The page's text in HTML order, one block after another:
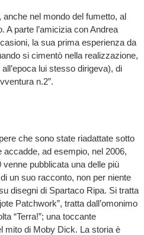
nel mondo del fumetto, al
A parte l’amicizia con Andrea
la sua prima esperienza da
si cimentò nella realizzazione,
lui stesso dirigeva), di
n.2”.
che sono state riadattate sotto
ad esempio, nel 2006,
pubblicata una delle più
un suo racconto, non per niente
disegni di Spartaco Ripa. Si tratta
Patchwork”, tratta dall’omonimo
“Terra!”; una toccante
mito di Moby Dick. La storia è